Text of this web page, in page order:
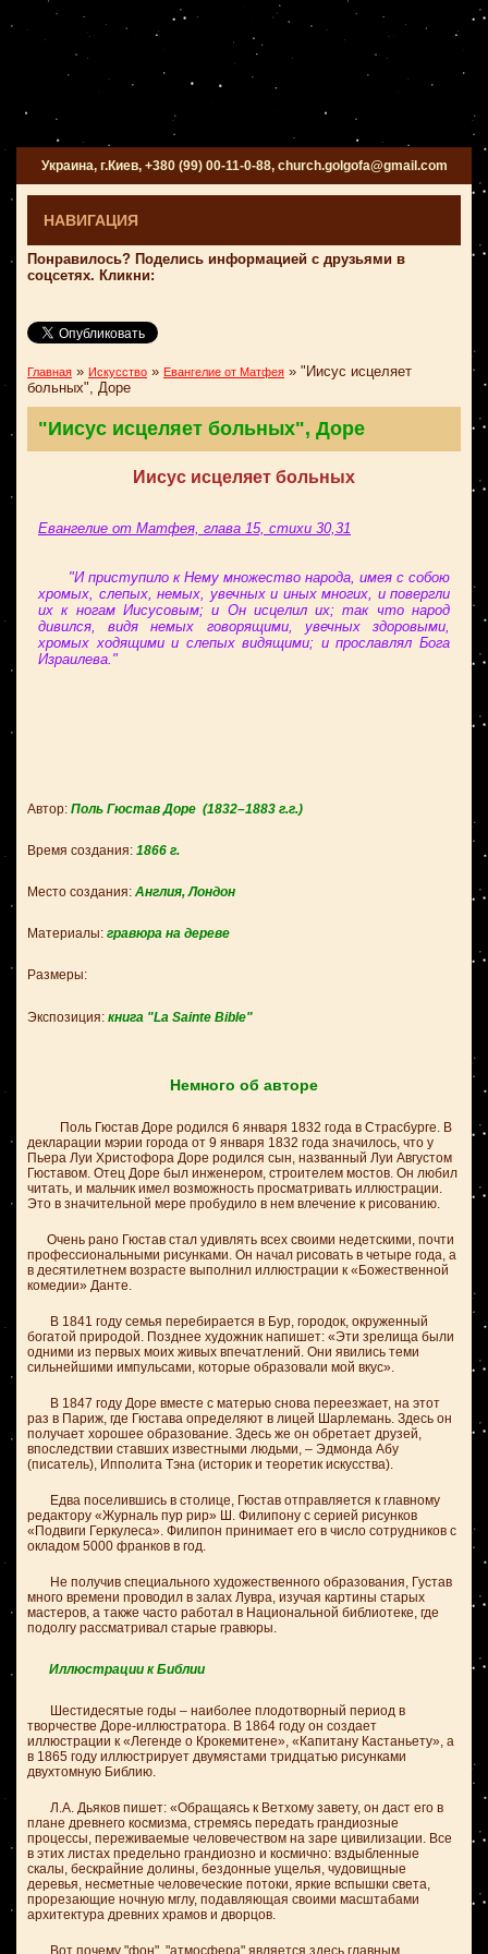
Украина, г.Киев, +380 (99) 00-11-0-88, church.golgofa@gmail.com
НАВИГАЦИЯ
Понравилось? Поделись информацией с друзьями в
соцсетях. Кликни:
Главная » Искусство » Евангелие от Матфея » "Иисус исцеляет
больных", Доре
"Иисус исцеляет больных", Доре
Иисус исцеляет больных
Евангелие от Матфея, глава 15, стихи 30,31
"И приступило к Нему множество народа, имея с собою
хромых, слепых, немых, увечных и иных многих, и повергли
их к ногам Иисусовым; и Он исцелил их; так что народ
дивился, видя немых говорящими, увечных здоровыми,
хромых ходящими и слепых видящими; и прославлял Бога
Израилева."
Автор: Поль Гюстав Доре (1832–1883 г.г.)
Время создания: 1866 г.
Место создания: Англия, Лондон
Материалы: гравюра на дереве
Размеры:
Экспозиция: книга "La Sainte Bible"
Немного об авторе
Поль Гюстав Доре родился 6 января 1832 года в Страсбурге. В
декларации мэрии города от 9 января 1832 года значилось, что у
Пьера Луи Христофора Доре родился сын, названный Луи Августом
Гюставом. Отец Доре был инженером, строителем мостов. Он любил
читать, и мальчик имел возможность просматривать иллюстрации.
Это в значительной мере пробудило в нем влечение к рисованию.
Очень рано Гюстав стал удивлять всех своими недетскими, почти
профессиональными рисунками. Он начал рисовать в четыре года, а
в десятилетнем возрасте выполнил иллюстрации к «Божественной
комедии» Данте.
В 1841 году семья перебирается в Бур, городок, окруженный
богатой природой. Позднее художник напишет: «Эти зрелища были
одними из первых моих живых впечатлений. Они явились теми
сильнейшими импульсами, которые образовали мой вкус».
В 1847 году Доре вместе с матерью снова переезжает, на этот
раз в Париж, где Гюстава определяют в лицей Шарлемань. Здесь он
получает хорошее образование. Здесь же он обретает друзей,
впоследствии ставших известными людьми, – Эдмонда Абу
(писатель), Ипполита Тэна (историк и теоретик искусства).
Едва поселившись в столице, Гюстав отправляется к главному
редактору «Журналь пур рир» Ш. Филипону с серией рисунков
«Подвиги Геркулеса». Филипон принимает его в число сотрудников с
окладом 5000 франков в год.
Не получив специального художественного образования, Густав
много времени проводил в залах Лувра, изучая картины старых
мастеров, а также часто работал в Национальной библиотеке, где
подолгу рассматривал старые гравюры.
Иллюстрации к Библии
Шестидесятые годы – наиболее плодотворный период в
творчестве Доре-иллюстратора. В 1864 году он создает
иллюстрации к «Легенде о Крокемитене», «Капитану Кастаньету», а
в 1865 году иллюстрирует двумястами тридцатью рисунками
двухтомную Библию.
Л.А. Дьяков пишет: «Обращаясь к Ветхому завету, он даст его в
плане древнего космизма, стремясь передать грандиозные
процессы, переживаемые человечеством на заре цивилизации. Все
в этих листах предельно грандиозно и космично: вздыбленные
скалы, бескрайние долины, бездонные ущелья, чудовищные
деревья, несметные человеческие потоки, яркие вспышки света,
прорезающие ночную мглу, подавляющая своими масштабами
архитектура древних храмов и дворцов.
Вот почему "фон", "атмосфера" является здесь главным,